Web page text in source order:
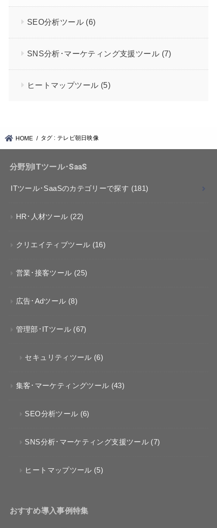
SEO分析ツール (6)
SNS分析･マーケティング支援ツール (7)
ヒートマップツール (5)
HOME タグ : テレビ朝日映像
分野別ITツール･SaaS
ITツール･SaaSのカテゴリーで探す (181)
HR･人材ツール (22)
クリエイティブツール (16)
営業･接客ツール (25)
広告･Adツール (8)
管理部･ITツール (67)
セキュリティツール (6)
集客･マーケティングツール (43)
SEO分析ツール (6)
SNS分析･マーケティング支援ツール (7)
ヒートマップツール (5)
おすすめ導入事例特集